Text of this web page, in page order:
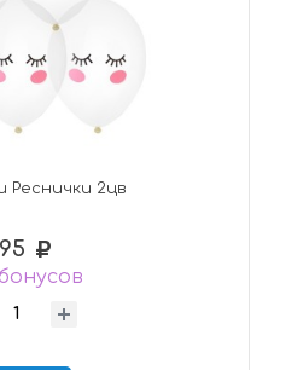
Реснички 2цв